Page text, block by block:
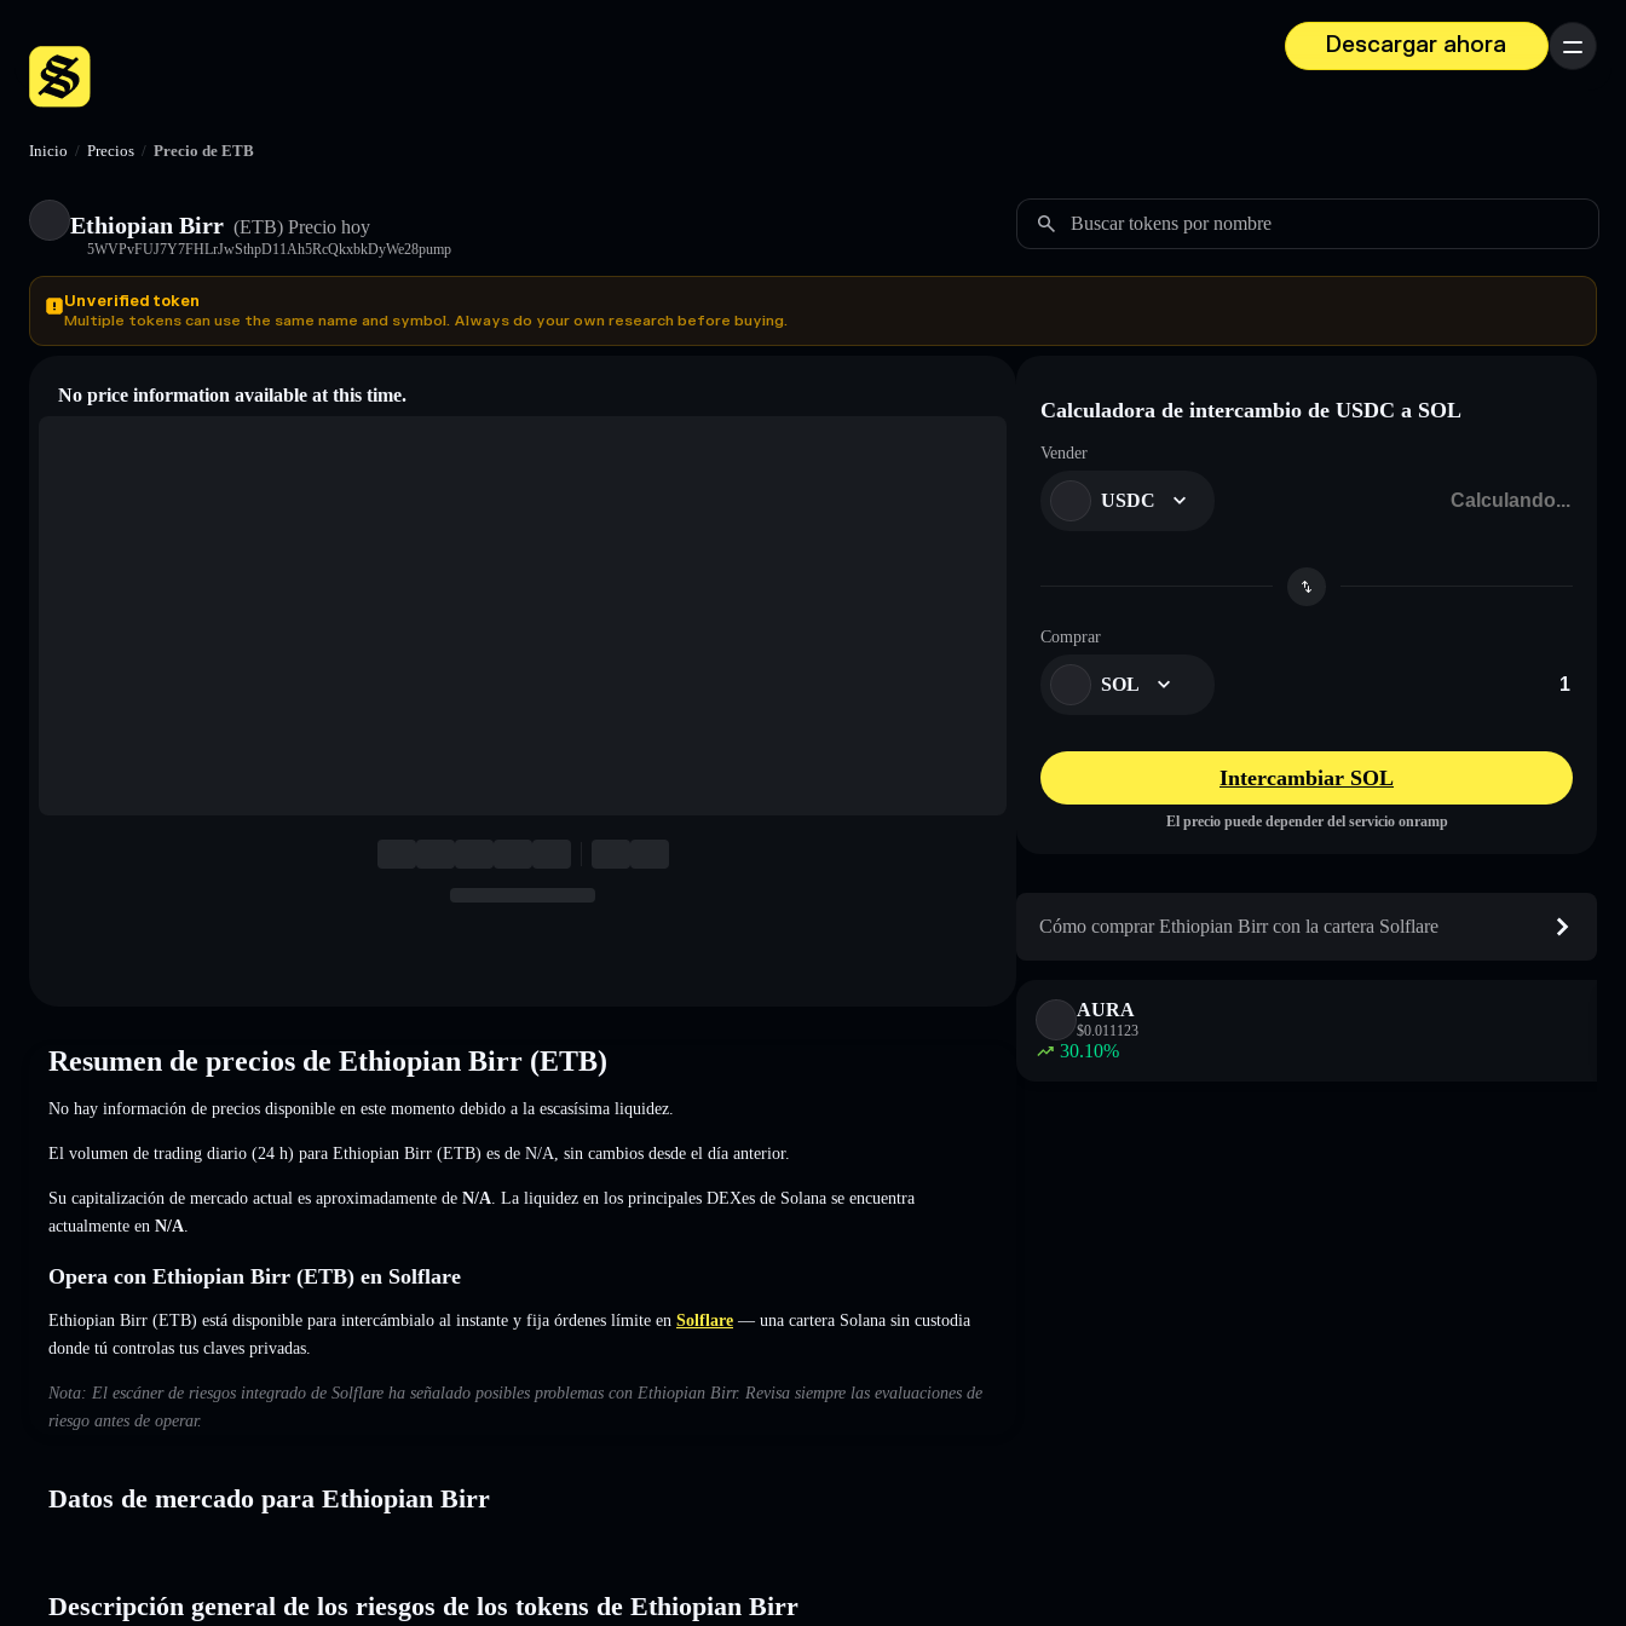
Descargar ahora
Menú
Inicio / Precios / Precio de ETB
Ethiopian Birr (ETB) Precio hoy
5WVPvFUJ7Y7FHLrJwSthpD11Ah5RcQkxbkDyWe28pump
Buscar tokens por nombre
Unverified token
Multiple tokens can use the same name and symbol. Always do your own research before buying.
No price information available at this time.
Resumen de precios de Ethiopian Birr (ETB)
No hay información de precios disponible en este momento debido a la escasísima liquidez.
El volumen de trading diario (24 h) para Ethiopian Birr (ETB) es de N/A sin cambios desde el día anterior.
Su capitalización de mercado actual es aproximadamente de N/A . La liquidez en los principales DEXes de Solana se encuentra
actualmente en N/A
Opera con Ethiopian Birr (ETB) en Solflare
Ethiopian Birr (ETB) está disponible para intercámbialo al instante y fija órdenes límite en Solflare — una cartera Solana sin custodia
donde tú controlas tus claves privadas.
Nota: El escáner de riesgos integrado de Solflare ha señalado posibles problemas con Ethiopian Birr. Revisa siempre las evaluaciones de
riesgo antes de operar.
Datos de mercado para Ethiopian Birr
Descripción general de los riesgos de los tokens de Ethiopian Birr
Calculadora de intercambio de USDC a SOL
Vender
USDC
Comprar
SOL
Intercambiar SOL
El precio puede depender del servicio onramp
Cómo comprar Ethiopian Birr con la cartera Solflare
AURA
$0.011123
30.10%